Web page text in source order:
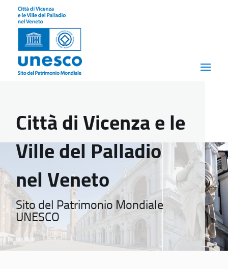
Città di Vicenza e le
Ville del Palladio
nel Veneto
Sito del Patrimonio Mondiale
UNESCO